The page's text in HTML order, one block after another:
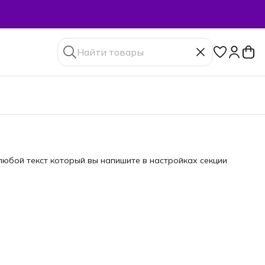
текст который вы напишите в настройках секции